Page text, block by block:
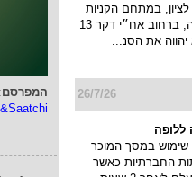
המפרסם:
במתחם הקניות
והבילוי פרוטאה, ברחוב אח״י דקר 13
את הסנ...
26/7/26
שימוש במסך המוכר
החברתיות כאשר